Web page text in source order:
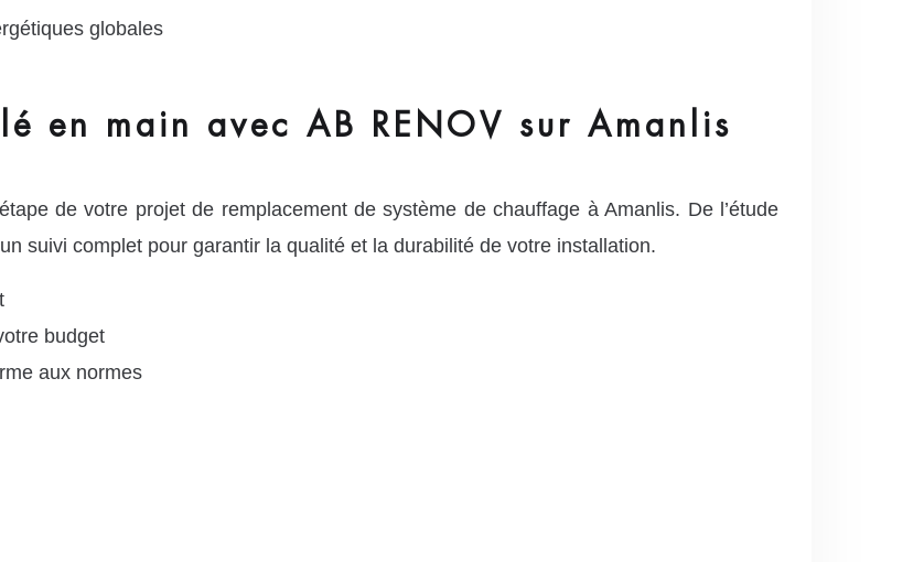
globales
en main avec AB RENOV sur Amanlis
de votre projet de remplacement de système de chauffage à Amanlis. De l’étude
suivi complet pour garantir la qualité et la durabilité de votre installation.
budget
aux normes